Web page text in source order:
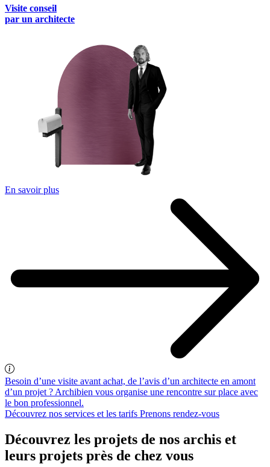
Visite conseil
par un architecte
En savoir plus
Besoin d’une visite avant achat, de l’avis d’un architecte en amont
d’un projet ? Archibien vous organise une rencontre sur place avec
le bon professionnel.
Découvrez nos services et les tarifs Prenons rendez-vous
Découvrez les projets de nos archis et
leurs projets près de chez vous